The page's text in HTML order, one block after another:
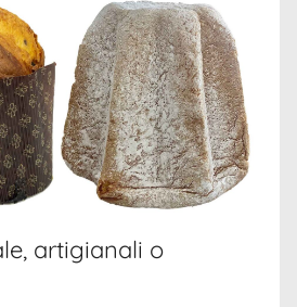
artigianali o